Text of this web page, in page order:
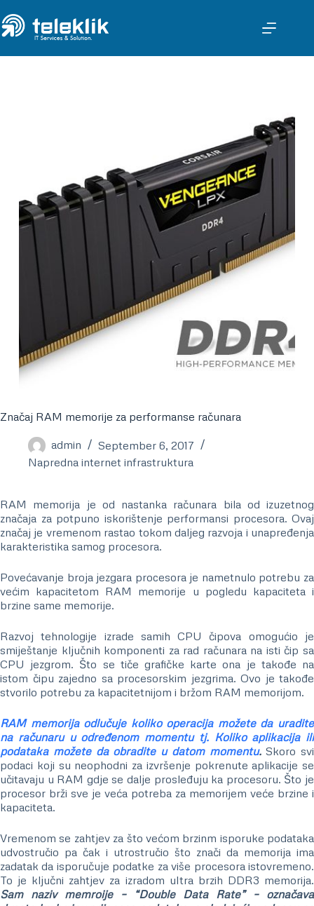
Značaj RAM memorije za performanse računara
admin
September 6, 2017
Napredna internet infrastruktura
RAM memorija je od nastanka računara bila od izuzetnog
značaja za potpuno iskorištenje performansi procesora. Ovaj
značaj je vremenom rastao tokom daljeg razvoja i unapređenja
karakteristika samog procesora.
Povećavanje broja jezgara procesora je nametnulo potrebu za
većim kapacitetom RAM memorije u pogledu kapaciteta i
brzine same memorije.
Razvoj tehnologije izrade samih CPU čipova omogućio je
smiještanje ključnih komponenti za rad računara na isti čip sa
CPU jezgrom. Što se tiče grafičke karte ona je takođe na
istom čipu zajedno sa procesorskim jezgrima. Ovo je takođe
stvorilo potrebu za kapacitetnijom i bržom RAM memorijom.
RAM memorija odlučuje koliko operacija možete da uradite
na računaru u određenom momentu tj. Koliko aplikacija ili
podataka možete da obradite u datom momentu. Skoro svi
podaci koji su neophodni za izvršenje pokrenute aplikacije se
učitavaju u RAM gdje se dalje prosleđuju ka procesoru. Što je
procesor brži sve je veća potreba za memorijem veće brzine i
kapaciteta.
Vremenom se zahtjev za što većom brzinm isporuke podataka
udvostručio pa čak i utrostručio što znači da memorija ima
zadatak da isporučuje podatke za više procesora istovremeno.
To je ključni zahtjev za izradom ultra brzih DDR3 memorija.
Sam naziv memroije – “Double Data Rate” – označava